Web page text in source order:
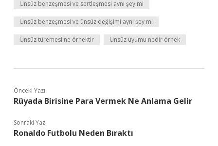
Ünsüz benzeşmesi ve sertleşmesi aynı şey mi
Ünsüz benzeşmesi ve ünsüz değişimi aynı şey mi
Ünsüz türemesi ne örnektir Ünsüz uyumu nedir örnek
Önceki Yazı
Rüyada Birisine Para Vermek Ne Anlama Gelir
Sonraki Yazı
Ronaldo Futbolu Neden Bıraktı